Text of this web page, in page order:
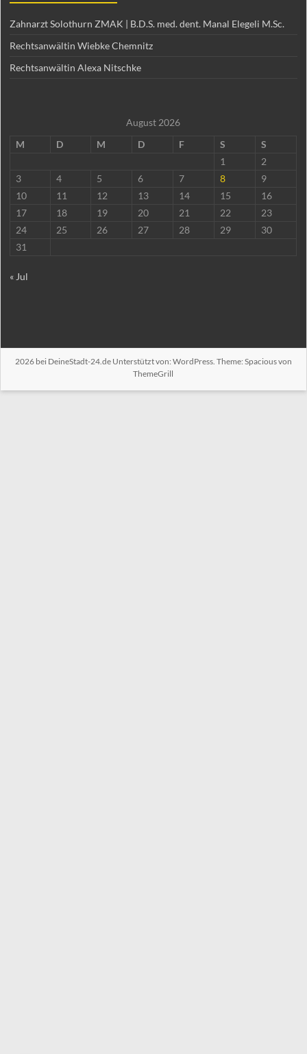
Zahnarzt Solothurn ZMAK | B.D.S. med. dent. Manal Elegeli M.Sc.
Rechtsanwältin Wiebke Chemnitz
Rechtsanwältin Alexa Nitschke
August 2026
M
D M D F S
S
1
2
3
4 5 6 7 8
9
10
11 12 13 14 15
16
17
18 19 20 21 22
23
24
25 26 27 28 29
30
31
« Jul
2026 bei DeineStadt-24.deUnterstützt von: WordPress. Theme: Spacious von
ThemeGrill